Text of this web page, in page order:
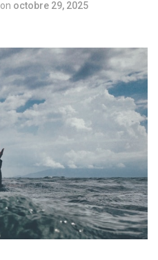
on octobre 29, 2025